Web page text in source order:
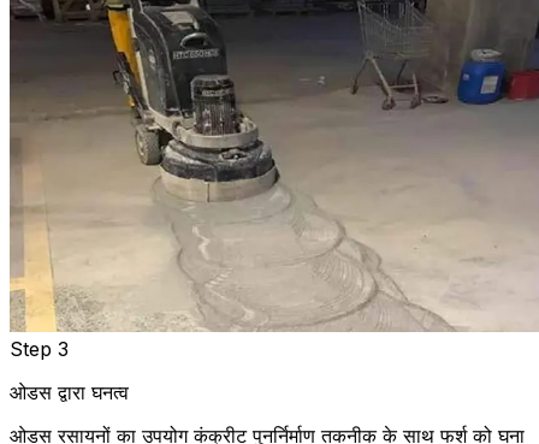
Step 3
ओडस द्वारा घनत्व
ओडस रसायनों का उपयोग कंक्रीट पुनर्निर्माण तकनीक के साथ फर्श को घना